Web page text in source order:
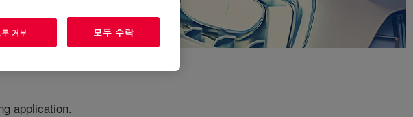
application.
두 거부 모두 수락